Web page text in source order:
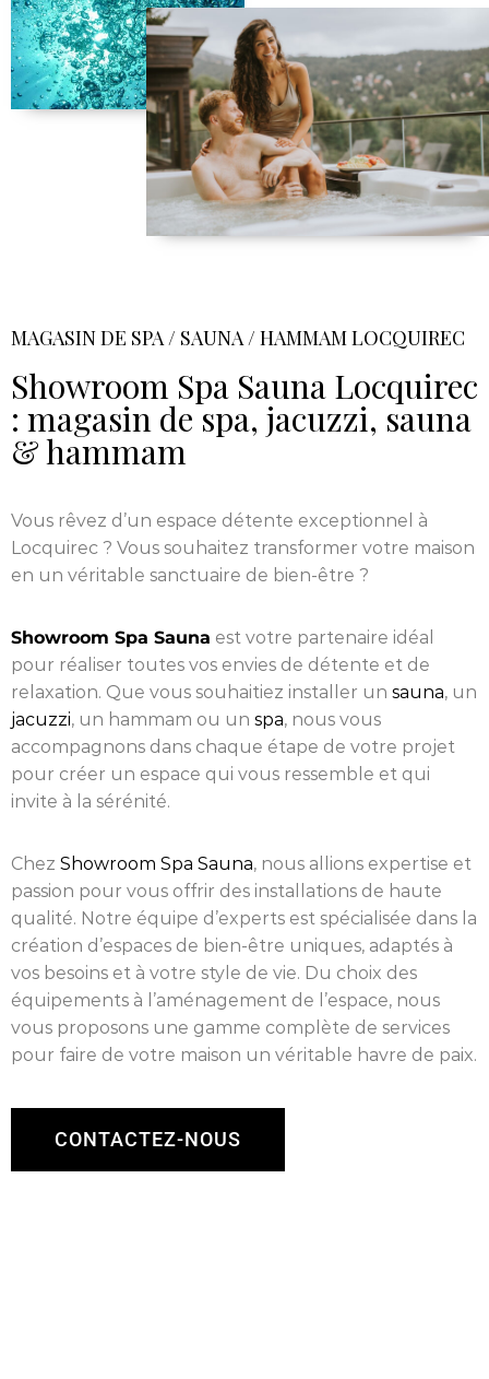
MAGASIN DE SPA / SAUNA / HAMMAM LOCQUIREC
Showroom Spa Sauna Locquirec
: magasin de spa, jacuzzi, sauna
& hammam
Vous rêvez d’un espace détente exceptionnel à
Locquirec ? Vous souhaitez transformer votre maison
en un véritable sanctuaire de bien-être ?
Showroom Spa Sauna est votre partenaire idéal
pour réaliser toutes vos envies de détente et de
relaxation. Que vous souhaitiez installer un sauna, un
jacuzzi, un hammam ou un spa, nous vous
accompagnons dans chaque étape de votre projet
pour créer un espace qui vous ressemble et qui
invite à la sérénité.
Chez Showroom Spa Sauna, nous allions expertise et
passion pour vous offrir des installations de haute
qualité. Notre équipe d’experts est spécialisée dans la
création d’espaces de bien-être uniques, adaptés à
vos besoins et à votre style de vie. Du choix des
équipements à l’aménagement de l’espace, nous
vous proposons une gamme complète de services
pour faire de votre maison un véritable havre de paix.
CONTACTEZ-NOUS